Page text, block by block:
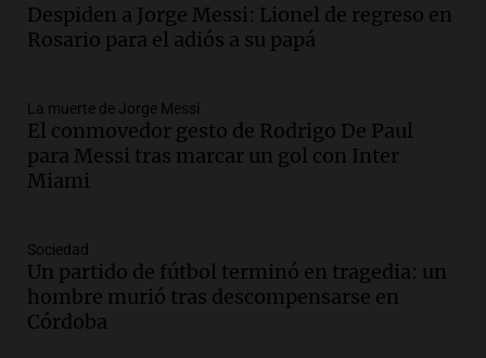
Audio.Messi llegará esta noche a
Rosario para acompañar a su familia
Episodios
Audio.Ley de Propiedad Privada: el revés
en el Congreso expuso una debilidad
comunicacional del Gobierno
Episodios
Audio.Casabindo se prepara para una
celebración única: 30.000 turistas y el
tradicional Toreo de la Vincha
Despiden a Jorge Messi: Lionel de regreso en
Rosario para el adiós a su papá
La muerte de Jorge Messi
El conmovedor gesto de Rodrigo De Paul
para Messi tras marcar un gol con Inter
Miami
Sociedad
Un partido de fútbol terminó en tragedia: un
hombre murió tras descompensarse en
Córdoba